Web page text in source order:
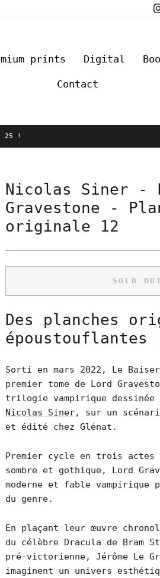
prints Digital
Contact
25 !
Nicolas Siner -
Gravestone -
originale 12
SOLD OUT
Des planches
époustouflantes
Sorti en mars 2022, Le
premier tome de Lord
trilogie vampirique dessinée
Nicolas Siner, sur un
et édité chez Glénat.
Premier cycle en trois actes
sombre et gothique, Lord
moderne et fable vampirique
du genre.
En plaçant leur œuvre
du célèbre Dracula de Bram
pré-victorienne, Jérôme Le
imaginent un univers